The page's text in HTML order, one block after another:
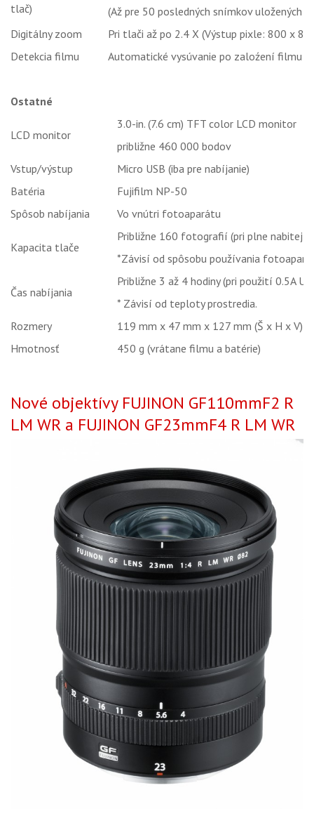
tlač)
(Až pre 50 posledných snímkov uložených
Digitálny zoom
Pri tlači až po 2.4 X (Výstup pixle: 800 x
Detekcia filmu
Automatické vysúvanie po zaloźení filmu
Ostatné
LCD monitor
3.0-in. (7.6 cm) TFT color LCD monitor
približne 460 000 bodov
Vstup/výstup
Micro USB (iba pre nabíjanie)
Batéria
Fujifilm NP-50
Spôsob nabíjania
Vo vnútri fotoaparátu
Kapacita tlače
Približne 160 fotografií (pri plne nabitej
*Závisí od spôsobu používania
Čas nabíjania
Približne 3 až 4 hodiny (pri použití 0.5A
* Závisí od teploty prostredia.
Rozmery
119 mm x 47 mm x 127 mm (Š x H x V)
Hmotnosť
450 g (vrátane filmu a batérie)
Nové objektívy FUJINON GF110mmF2 R
LM WR a FUJINON GF23mmF4 R LM WR